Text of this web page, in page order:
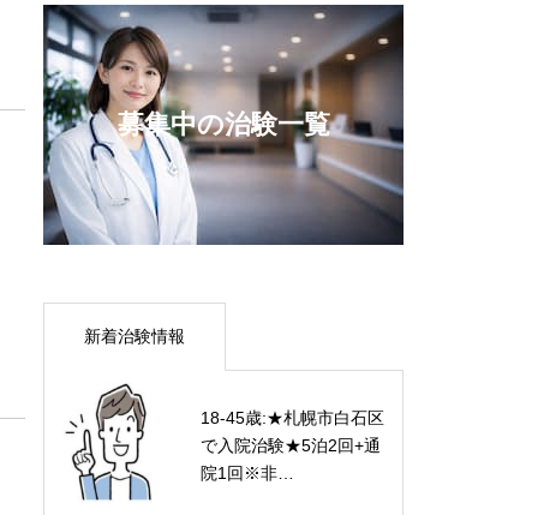
募集中の治験一覧
新着治験情報
18-45歳:★札幌市白石区
で入院治験★5泊2回+通
院1回※非…